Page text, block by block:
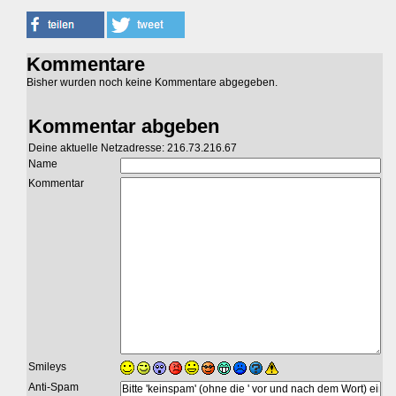
Kommentare
Bisher wurden noch keine Kommentare abgegeben.
Kommentar abgeben
Deine aktuelle Netzadresse: 216.73.216.67
Name
Kommentar
Smileys
Anti-Spam